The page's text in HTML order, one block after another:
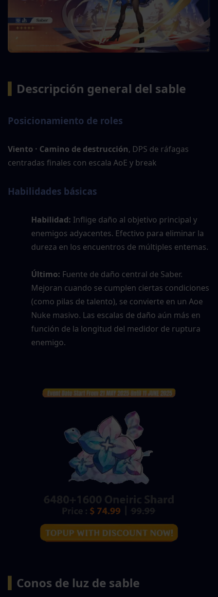
Descripción general del sable
Posicionamiento de roles
Viento · Camino de destrucción, DPS de ráfagas
centradas finales con escala AoE y break
Habilidades básicas
Habilidad: Inflige daño al objetivo principal y
enemigos adyacentes. Efectivo para eliminar la
dureza en los encuentros de múltiples entemas.
Último: Fuente de daño central de Saber.
Mejoran cuando se cumplen ciertas condiciones
(como pilas de talento), se convierte en un Aoe
Nuke masivo. Las escalas de daño aún más en
función de la longitud del medidor de ruptura
enemigo.
Conos de luz de sable